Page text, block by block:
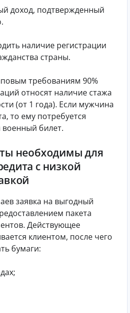
доход, подтвержденный
наличие регистрации
страны.
требованиям 90%
относят наличие стажа
(от 1 года). Если мужчина
то ему потребуется
военный билет.
необходимы для
с низкой
заявка на выгодный
пакета
Действующее
клиентом, после чего
бумаги: